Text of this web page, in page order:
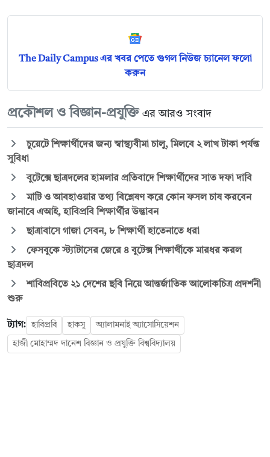
The Daily Campus এর খবর পেতে গুগল নিউজ চ্যানেল ফলো
করুন
প্রকৌশল ও বিজ্ঞান-প্রযুক্তি এর আরও সংবাদ
চুয়েটে শিক্ষার্থীদের জন্য স্বাস্থ্যবীমা চালু, মিলবে ২ লাখ টাকা পর্যন্ত
সুবিধা
বুটেক্সে ছাত্রদলের হামলার প্রতিবাদে শিক্ষার্থীদের সাত দফা দাবি
মাটি ও আবহাওয়ার তথ্য বিশ্লেষণ করে কোন ফসল চাষ করবেন
জানাবে এআই, হাবিপ্রবি শিক্ষার্থীর উদ্ভাবন
ছাত্রাবাসে গাজা সেবন, ৮ শিক্ষার্থী হাতেনাতে ধরা
ফেসবুকে স্ট্যাটাসের জেরে ৪ বুটেক্স শিক্ষার্থীকে মারধর করল
ছাত্রদল
শাবিপ্রবিতে ২১ দেশের ছবি নিয়ে আন্তর্জাতিক আলোকচিত্র প্রদর্শনী
শুরু
ট্যাগ: হাবিপ্রবি হাকসু অ্যালামনাই অ্যাসোসিয়েশন
হাজী মোহাম্মদ দানেশ বিজ্ঞান ও প্রযুক্তি বিশ্ববিদ্যালয়